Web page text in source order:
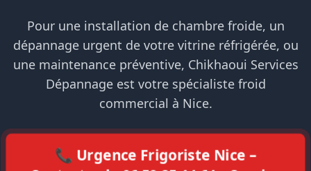
Pour une installation de chambre froide, un
dépannage urgent de votre vitrine réfrigérée, ou
une maintenance préventive, Chikhaoui Services
Dépannage est votre spécialiste froid
commercial à Nice.
📞 Urgence Frigoriste Nice –